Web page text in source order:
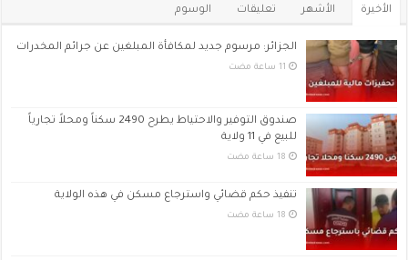
الأخيرة الأشهر تعليقات الوسوم
الجزائر: مرسوم جديد لمكافأة المبلغين عن جرائم المخدرات
صندوق التوفير والاحتياط يطرح 2490 سكناً ومحلاً تجارياً
للبيع في 11 ولاية
تنفيذ حكم قضائي واسترجاع مسكن في هذه الولاية